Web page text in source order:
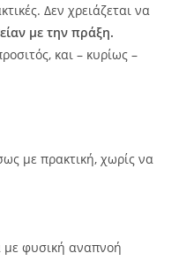
Δεν χρειάζεται να
με την πράξη.
και – κυρίως –
με πρακτική, χωρίς να
φυσική αναπνοή